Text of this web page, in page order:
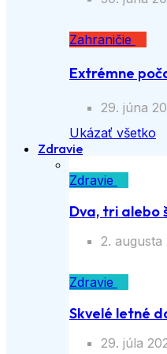
Zahraničie
Extrémne
29. júna
Ukázať všetko
Zdravie
Zdravie
Dva, tri alebo
2. augusta
Zdravie
Skvelé letné
29. júla